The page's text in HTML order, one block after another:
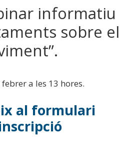
informatiu
sobre el
a les 13 hores.
al formulari
pció